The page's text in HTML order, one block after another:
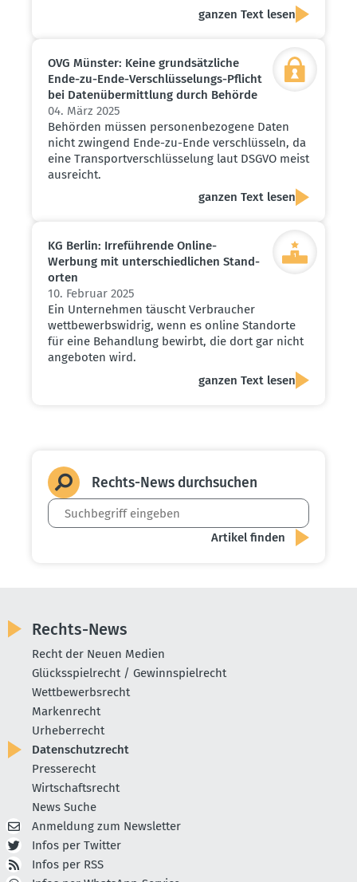
ganzen Text lesen
OVG Münster: Keine grund­sätz­liche
Ende-zu-Ende-Verschlüs­se­lungs-Pflicht
bei Daten­über­mittlung durch Behörde
04. März 2025
Behörden müssen personenbezogene Daten
nicht zwingend Ende-zu-Ende verschlüsseln, da
eine Transportverschlüsselung laut DSGVO meist
ausreicht.
ganzen Text lesen
KG Berlin: Irrefüh­rende Online-
Werbung mit unter­schied­lichen Stand­
orten
10. Februar 2025
Ein Unternehmen täuscht Verbraucher
wettbewerbswidrig, wenn es online Standorte
für eine Behandlung bewirbt, die dort gar nicht
angeboten wird.
ganzen Text lesen
Rechts-News durch­suchen
Rechts-News
Recht der Neuen Medien
Glücksspielrecht / Gewinnspielrecht
Wettbewerbsrecht
Markenrecht
Urheberrecht
Datenschutzrecht
Presserecht
Wirtschaftsrecht
News Suche
Anmeldung zum Newsletter
Infos per Twitter
Infos per RSS